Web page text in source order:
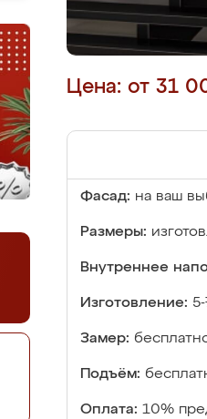
Цена: от 31
Фасад: на ваш
Размеры:
Внутреннее
Изготовление:
Замер:
Подъём:
Оплата: 10%